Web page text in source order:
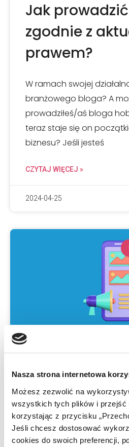
Nasza strona internetowa
Możesz zezwolić na
wszystkich tych plików i przejść
korzystając z przycisku
Jeśli chcesz dostosować
cookies do swoich preferencji,
Jak
zgodnie z
prawem?
W ramach swojej
branżowego bloga? A
prowadziłeś/aś bloga
teraz staje się on
biznesu? Jeśli jesteś
CZYTAJ WIĘCEJ »
2024-04-25
warto go
Czy warto prowadzić
świecie online